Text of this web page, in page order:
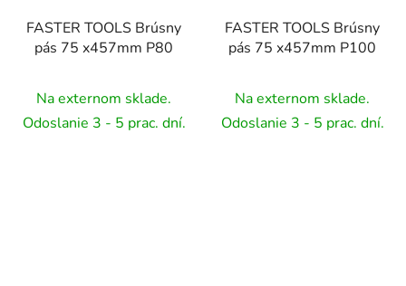
FASTER TOOLS Brúsny
pás 75 x457mm P80
Na externom sklade.
Odoslanie 3 - 5 prac. dní.
FASTER TOOLS Brúsny
pás 75 x457mm P100
Na externom sklade.
Odoslanie 3 - 5 prac. dní.